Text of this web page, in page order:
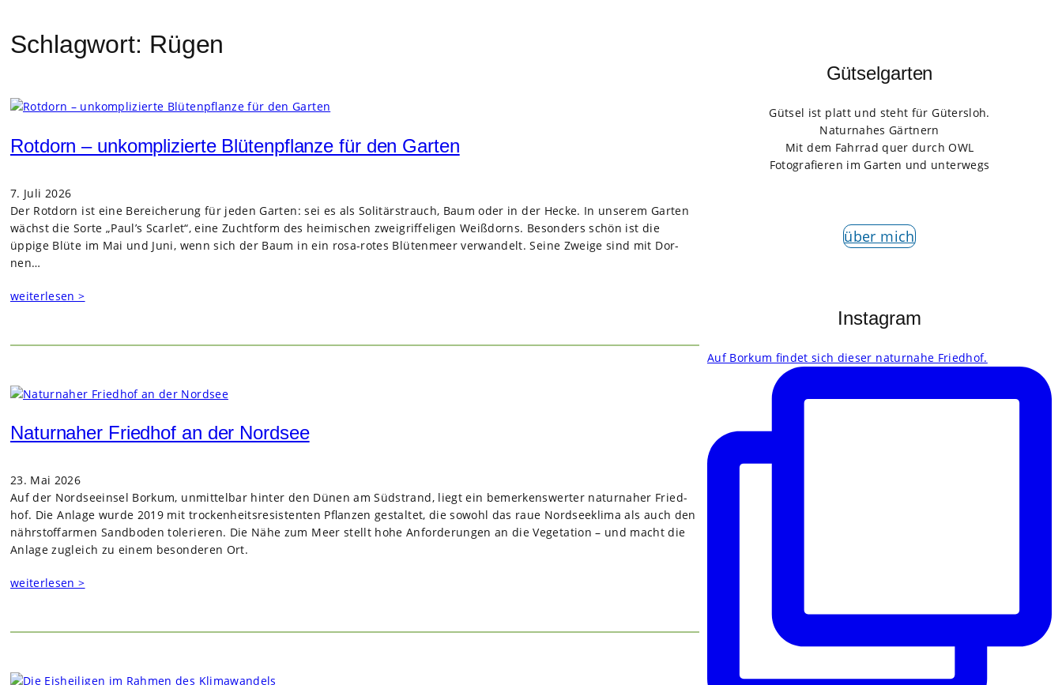
Schlagwort: Rügen
Rotdorn – unkomplizierte Blütenpflanze für den Garten
7. Juli 2026
Der Rot­dorn ist eine Berei­che­rung für jeden Gar­ten: sei es als Soli­tär­strauch, Baum oder in der Hecke. In unse­rem Gar­ten
wächst die Sorte „Paul’s Scar­let“, eine Zucht­form des hei­mi­schen zwei­grif­fe­li­gen Weiß­dorns. Beson­ders schön ist die
üppige Blüte im Mai und Juni, wenn sich der Baum in ein rosa-rotes Blü­ten­meer ver­wan­delt. Seine Zweige sind mit Dor­
nen…
weiterlesen >
Naturnaher Friedhof an der Nordsee
23. Mai 2026
Auf der Nord­see­insel Bor­kum, unmit­tel­bar hin­ter den Dünen am Süd­strand, liegt ein bemer­kens­wer­ter natur­na­her Fried­
hof. Die Anlage wurde 2019 mit tro­cken­heits­re­sis­ten­ten Pflan­zen gestal­tet, die sowohl das raue Nord­see­klima als auch den
nähr­stoff­ar­men Sand­bo­den tole­rie­ren. Die Nähe zum Meer stellt hohe Anfor­de­run­gen an die Vege­ta­tion – und macht die
Anlage zugleich zu einem beson­de­ren Ort.
weiterlesen >
Gütselgarten
Gütsel ist platt und steht für Gütersloh.
Naturnahes Gärtnern
Mit dem Fahrrad quer durch OWL
Fotografieren im Garten und unterwegs
über mich
Instagram
Auf Borkum findet sich dieser naturnahe Friedhof.